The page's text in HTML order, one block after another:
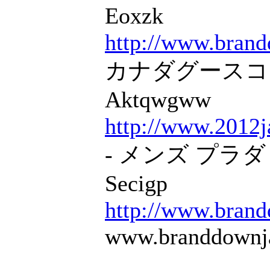
Eoxzk
http://
カナダグース
Aktqwgww
http://
- メンズ プラダ
Secigp
http://